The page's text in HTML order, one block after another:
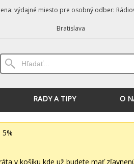
výdajné miesto pre osobný odber:
Bratislava
RADY A TIPY O
v košíku kde už budete mať